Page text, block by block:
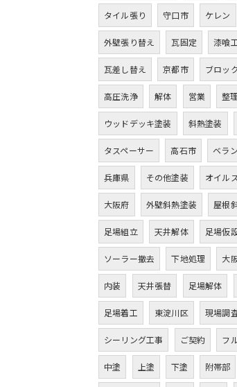
タイル張り 守口市 ケレン
外壁張り替え 瓦固定 漆喰
瓦差し替え 京都市 ブロッ
高圧洗浄 解体 営業 整理
ウッドデッキ塗装 斜熱塗装
タスペーサー 高石市 ベラ
兵庫県 その他塗装 オイル
大阪府 外壁斜熱塗装 屋根
足場組立 天井解体 足場仮
ソーラー撤去 下地処理 大
内装 天井張替 足場解体
足場着工 東淀川区 現場調
シーリング工事 ご契約 フ
中塗 上塗 下塗 附帯部